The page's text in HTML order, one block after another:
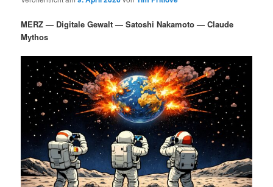
m
r
n
I
n
u
d
r
e
n
n
a
MERZ — Digitale Gewalt — Satoshi Nakamoto — Claude
Mythos